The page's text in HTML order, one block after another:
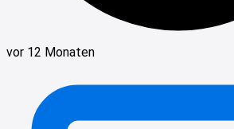
vor 12 Monaten